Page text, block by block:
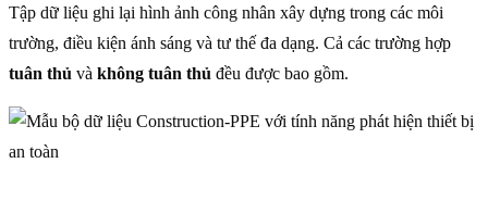
Tập dữ liệu ghi lại hình ảnh công nhân xây dựng trong các môi
trường, điều kiện ánh sáng và tư thế đa dạng. Cả các trường hợp
tuân thủ và không tuân thủ đều được bao gồm.